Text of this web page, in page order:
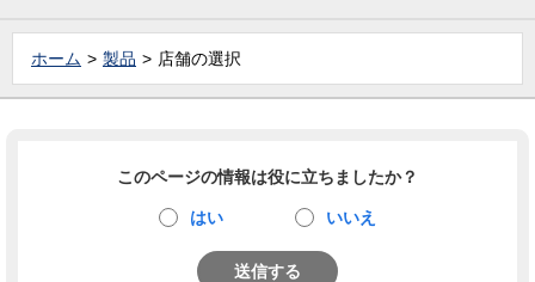
ホーム 製品 店舗の選択
このページの情報は役に立ちましたか？
はい いいえ
送信する